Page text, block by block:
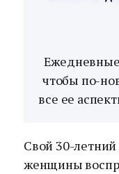
чтобы по-
все ее
Свой 30-
женщины